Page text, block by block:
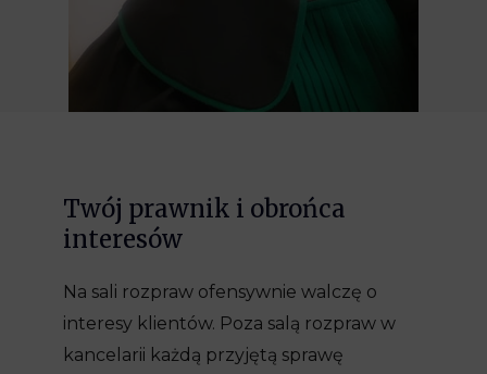
Twój prawnik i obrońca
interesów
Na sali rozpraw ofensywnie walczę o
interesy klientów. Poza salą rozpraw w
kancelarii każdą przyjętą sprawę